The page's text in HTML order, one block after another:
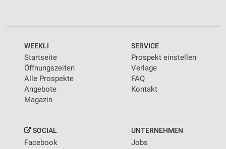
WEEKLI
Startseite
Öffnungszeiten
Alle Prospekte
Angebote
Magazin
SERVICE
Prospekt einstellen
Verlage
FAQ
Kontakt
SOCIAL
Facebook
UNTERNEHMEN
Jobs